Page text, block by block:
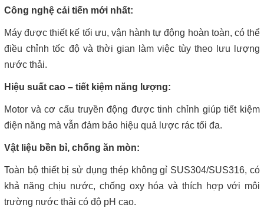
Công nghệ cải tiến mới nhất:
Máy được thiết kế tối ưu, vận hành tự động hoàn toàn, có thể
điều chỉnh tốc độ và thời gian làm việc tùy theo lưu lượng
nước thải.
Hiệu suất cao – tiết kiệm năng lượng:
Motor và cơ cấu truyền động được tinh chỉnh giúp tiết kiệm
điện năng mà vẫn đảm bảo hiệu quả lược rác tối đa.
Vật liệu bền bỉ, chống ăn mòn:
Toàn bộ thiết bị sử dụng thép không gỉ SUS304/SUS316, có
khả năng chịu nước, chống oxy hóa và thích hợp với môi
trường nước thải có độ pH cao.